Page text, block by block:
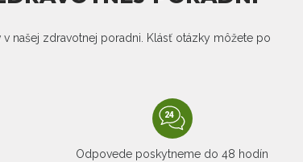
našej zdravotnej poradni. Klásť otázky môžete po
Odpovede poskytneme do 48 hodín